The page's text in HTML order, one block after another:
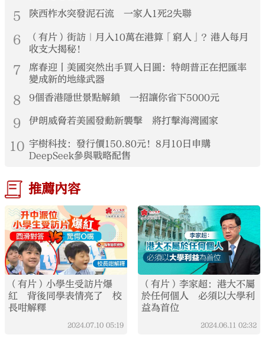
5 陝西柞水突發泥石流 一家人1死2失聯
6
（有片）街訪｜月入10萬在港算「窮人」？港人每月
收支大揭秘！
7
席春迎丨美國突然出手買入日圓：特朗普正在把匯率
變成新的地緣武器
8 9個香港隱世景點解鎖 一招讓你省下5000元
9 伊朗威脅若美國發動新襲擊 將打擊海灣國家
10 宇樹科技：發行價150.80元！8月10日申購
DeepSeek參與戰略配售
推薦內容
（有片）小學生受訪片爆
紅 背後同學表情亮了 校
長咁解釋
2024.07.10 05:19
（有片）李家超：港大不屬
於任何個人 必須以大學利
益為首位
2024.06.11 02:32